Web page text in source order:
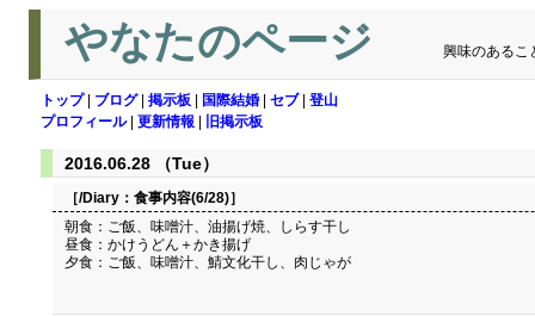
やなたのページ 興味のあるこ
トップ| ブログ| 掲示板 国際結婚 セブ| 登山
プロフィール| 更新情報 旧掲示板
2016.06.28 （Tue）
［/Diary： 食事内容(6/28)］
朝食：ご飯、味噌汁、油揚げ焼、しらす干し
昼食：かけうどん＋かき揚げ
夕食：ご飯、味噌汁、鯖文化干し、肉じゃが